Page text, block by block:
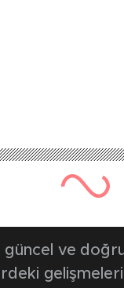
güncel ve